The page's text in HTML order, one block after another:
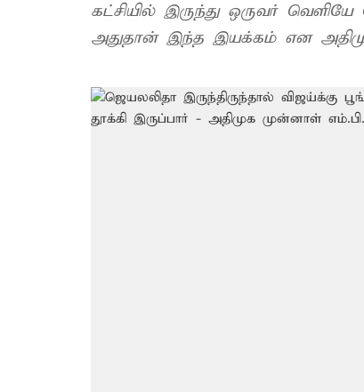
கட்சியில் இருந்து ஒருவர்
அதுதான் இந்த இயக்கம் என அதிமுக